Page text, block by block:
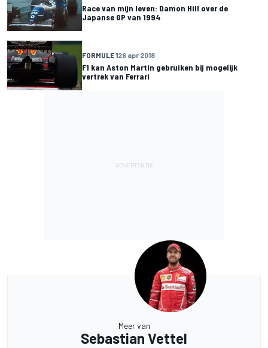
Race van mijn leven: Damon Hill over de
Japanse GP van 1994
FORMULE 126 apr 2018
F1 kan Aston Martin gebruiken bij mogelijk
vertrek van Ferrari
Meer van
Sebastian Vettel